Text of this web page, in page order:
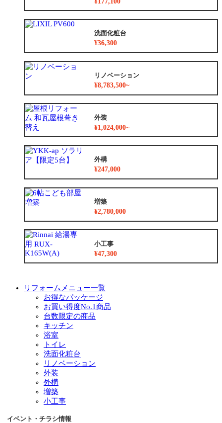
洗面化粧台
¥36,300
リノベーション
¥8,783,500~
外装
¥1,024,000~
外構
¥247,000
増築
¥2,780,000
小工事
¥47,300
リフォームメニュー一覧
お得なパッケージ
お買い得度No.1商品
台数限定の商品
キッチン
浴室
トイレ
洗面化粧台
リノベーション
外装
外構
増築
小工事
イベント・チラシ情報